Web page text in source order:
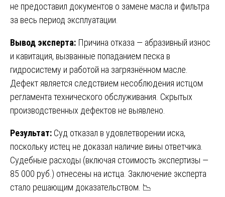
не предоставил документов о замене масла и фильтра
за весь период эксплуатации.
Вывод эксперта: Причина отказа — абразивный износ
и кавитация, вызванные попаданием песка в
гидросистему и работой на загрязнённом масле.
Дефект является следствием несоблюдения истцом
регламента технического обслуживания. Скрытых
производственных дефектов не выявлено.
Результат: Суд отказал в удовлетворении иска,
поскольку истец не доказал наличие вины ответчика.
Судебные расходы (включая стоимость экспертизы —
85 000 руб.) отнесены на истца. Заключение эксперта
стало решающим доказательством. 📉